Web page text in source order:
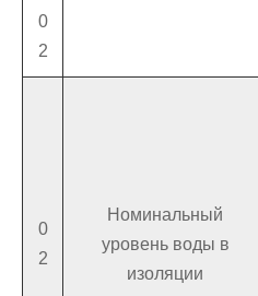
0
2
0
2
Номинальный
уровень воды в
изоляции